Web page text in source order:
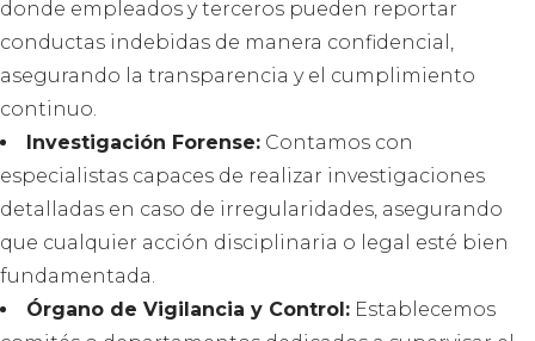
donde empleados y terceros pueden reportar
conductas indebidas de manera confidencial,
asegurando la transparencia y el cumplimiento
continuo.
Investigación Forense: Contamos con
especialistas capaces de realizar investigaciones
detalladas en caso de irregularidades, asegurando
que cualquier acción disciplinaria o legal esté bien
fundamentada.
Órgano de Vigilancia y Control: Establecemos